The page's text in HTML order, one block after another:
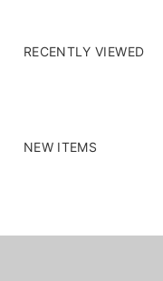
RECENTLY VIEWED
NEW ITEMS